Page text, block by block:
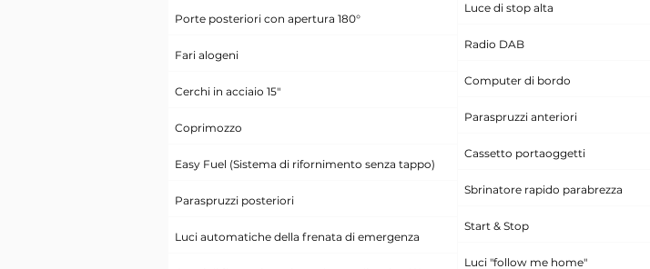
Porte posteriori con apertura 180°
Fari alogeni
Cerchi in acciaio 15"
Coprimozzo
Easy Fuel (Sistema di rifornimento senza tappo)
Paraspruzzi posteriori
Luci automatiche della frenata di emergenza
Luce di stop alta
Radio DAB
Computer di bordo
Paraspruzzi anteriori
Cassetto portaoggetti
Sbrinatore rapido parabrezza
Start & Stop
Luci "follow me home"